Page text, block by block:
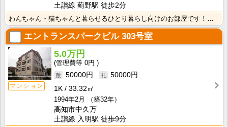
土讃線 薊野駅 徒歩2分
エントランスパークビル303号室
マンション
5.0万円
0円
50000円
50000円
1K
33.32㎡
1994年2月
（築32年）
高知市中久万
土讃線 入明駅 徒歩9分